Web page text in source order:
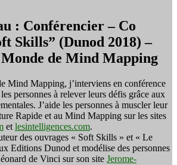
: Conférencier – Co
Skills” (Dunod 2018) –
de Mind Mapping
Mind Mapping, j’interviens en conférence
personnes à relever leurs défis grâce aux
J’aide les personnes à muscler leur
Rapide et au Mind Mapping sur les sites
et lesintelligences.com.
des ouvrages « Soft Skills » et « Le
Editions Dunod et modélise des personnes
de Vinci sur son site Jerome-